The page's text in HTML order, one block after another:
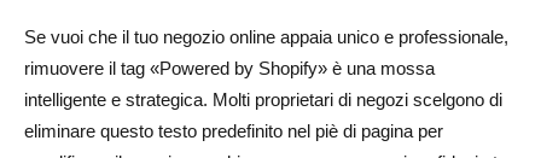
Se vuoi che il tuo negozio online appaia unico e professionale,
rimuovere il tag «Powered by Shopify» è una mossa
intelligente e strategica. Molti proprietari di negozi scelgono di
eliminare questo testo predefinito nel piè di pagina per